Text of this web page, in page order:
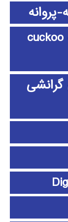
پروانه
الگوریتم جستجوی فاخته cuckoo